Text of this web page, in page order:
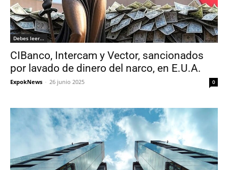
Debes leer...
CIBanco, Intercam y Vector, sancionados
por lavado de dinero del narco, en E.U.A.
ExpokNews - 26 junio 2025 0